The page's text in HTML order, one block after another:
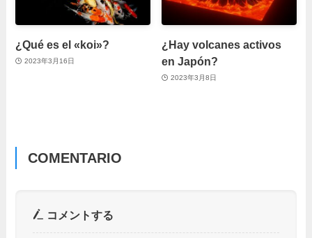
¿Qué es el «koi»?
2023年3月16日
¿Hay volcanes activos
en Japón?
2023年3月8日
COMENTARIO
コメントする